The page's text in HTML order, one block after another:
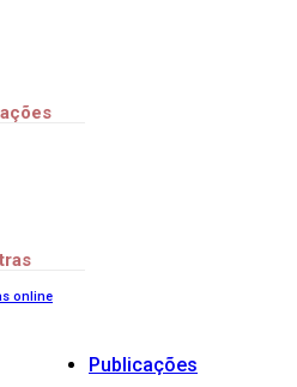
online
Publicações